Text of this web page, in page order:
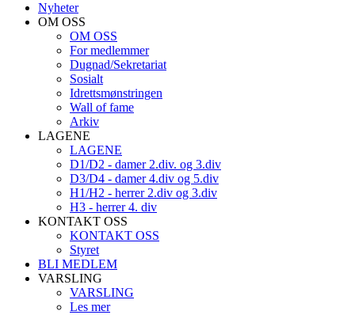
Nyheter
OM OSS
OM OSS
For medlemmer
Dugnad/Sekretariat
Sosialt
Idrettsmønstringen
Wall of fame
Arkiv
LAGENE
LAGENE
D1/D2 - damer 2.div. og 3.div
D3/D4 - damer 4.div og 5.div
H1/H2 - herrer 2.div og 3.div
H3 - herrer 4. div
KONTAKT OSS
KONTAKT OSS
Styret
BLI MEDLEM
VARSLING
VARSLING
Les mer